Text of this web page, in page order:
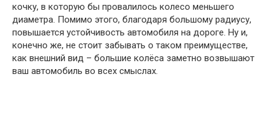
кочку, в которую бы провалилось колесо меньшего
диаметра. Помимо этого, благодаря большому радиусу,
повышается устойчивость автомобиля на дороге. Ну и,
конечно же, не стоит забывать о таком преимуществе,
как внешний вид – большие колёса заметно возвышают
ваш автомобиль во всех смыслах.